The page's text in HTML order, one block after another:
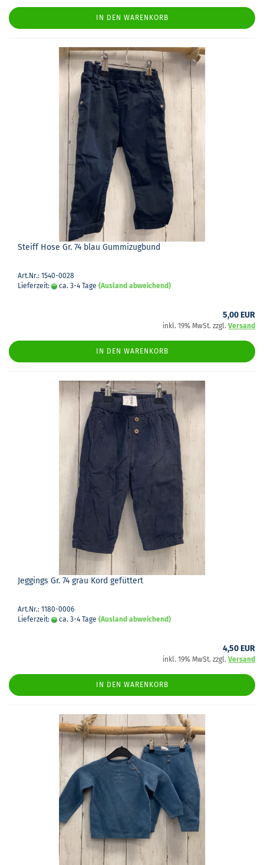
IN DEN WARENKORB
Steiff Hose Gr. 74 blau Gum­mi­zug­bund
Art.Nr.: 1540-0028
Lieferzeit:
ca. 3-4 Tage (Ausland abweichend)
5,00 EUR
inkl. 19% MwSt. zzgl. Versand
IN DEN WARENKORB
Jeg­gings Gr. 74 grau Kord ge­füt­tert
Art.Nr.: 1180-0006
Lieferzeit:
ca. 3-4 Tage (Ausland abweichend)
4,50 EUR
inkl. 19% MwSt. zzgl. Versand
IN DEN WARENKORB